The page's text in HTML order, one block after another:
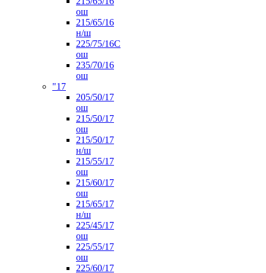
ош
215/65/16
н/ш
225/75/16C
ош
235/70/16
ош
"17
205/50/17
ош
215/50/17
ош
215/50/17
н/ш
215/55/17
ош
215/60/17
ош
215/65/17
н/ш
225/45/17
ош
225/55/17
ош
225/60/17